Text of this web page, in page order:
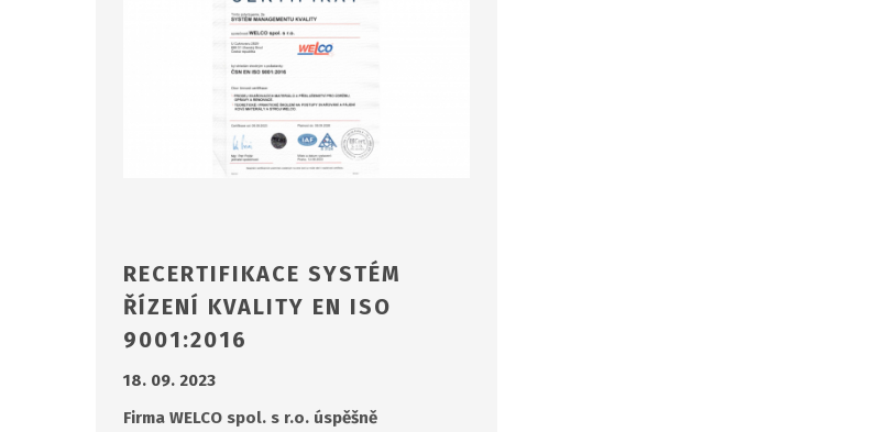
RECERTIFIKACE SYSTÉM
ŘÍZENÍ KVALITY EN ISO
9001:2016
18. 09. 2023
Firma WELCO spol. s r.o. úspěšně